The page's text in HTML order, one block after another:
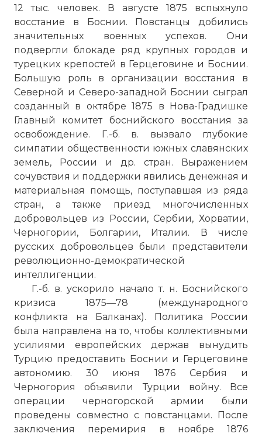
12 тыс. человек. В августе 1875 вспыхнуло
восстание в Боснии. Повстанцы добились
значительных военных успехов. Они
подвергли блокаде ряд крупных городов и
турецких крепостей в Герцеговине и Боснии.
Большую роль в организации восстания в
Северной и Северо-западной Боснии сыграл
созданный в октябре 1875 в Нова-Градишке
Главный комитет боснийского восстания за
освобождение. Г.-б. в. вызвало глубокие
симпатии общественности южных славянских
земель, России и др. стран. Выражением
сочувствия и поддержки явились денежная и
материальная помощь, поступавшая из ряда
стран, а также приезд многочисленных
добровольцев из России, Сербии, Хорватии,
Черногории, Болгарии, Италии. В числе
русских добровольцев были представители
революционно-демократической
интеллигенции.
Г.-б. в. ускорило начало т. н. Боснийского
кризиса 1875—78 (международного
конфликта на Балканах). Политика России
была направлена на то, чтобы коллективными
усилиями европейских держав вынудить
Турцию предоставить Боснии и Герцеговине
автономию. 30 июня 1876 Сербия и
Черногория объявили Турции войну. Все
операции черногорской армии были
проведены совместно с повстанцами. После
заключения перемирия в ноябре 1876